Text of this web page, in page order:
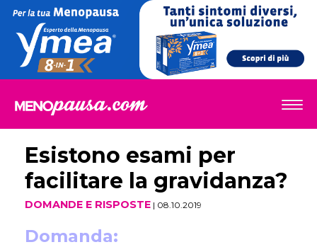
Esistono esami per
facilitare la gravidanza?
DOMANDE E RISPOSTE | 08.10.2019
Domanda: